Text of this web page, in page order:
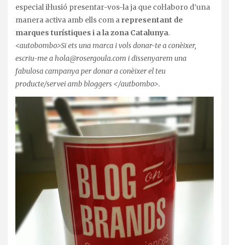
especial il·lusió presentar-vos-la ja que col·laboro d’una
manera activa amb ells com a representant de
marques turístiques i a la zona Catalunya.
<autobombo>Si ets una marca i vols donar-te a conèixer,
escriu-me a hola@rosergoula.com i dissenyarem una
fabulosa campanya per donar a conèixer el teu
producte/servei amb bloggers </autbombo>.